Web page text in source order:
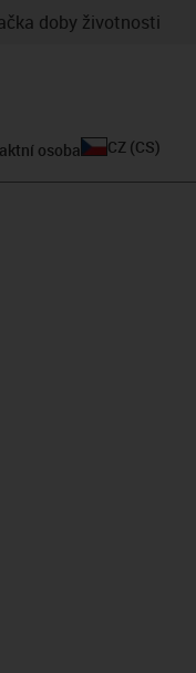
doby životnosti
osoba CZ (CS)